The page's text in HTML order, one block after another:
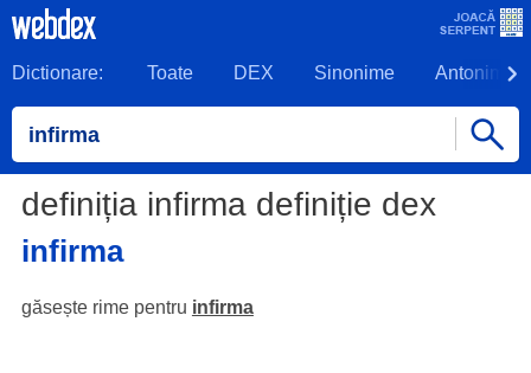
Dictionare: Toate DEX Sinonime Antonime
definiția infirma definiție dex
infirma
găsește rime pentru infirma